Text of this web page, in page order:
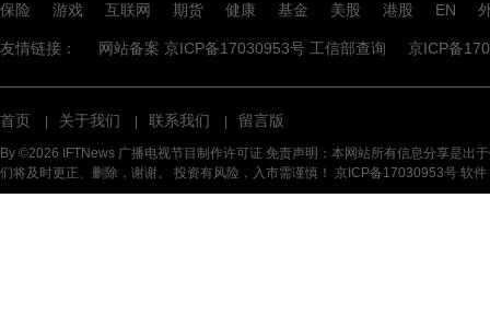
保险
游戏 互联网 期货 健康 基金 美股 港股 EN
友情链接： 网站备案 京ICP备17030953号 工信部查询 京ICP备
首页 关于我们 联系我们 留言版
By ©2026 IFTNews 广播电视节目制作许可证 免责声明：本网站所有信息分享是出
们将及时更正、删除，谢谢。 投资有风险，入市需谨慎！ 京ICP备17030953号 软件